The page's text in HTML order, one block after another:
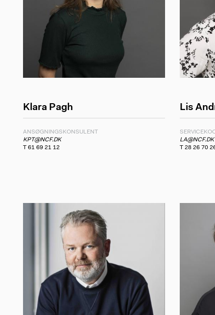
Klara Pagh
ANSØGNINGSKONSULENT
KPT@NCF.DK
T 61 69 21 12
Lis
LA@NCF.DK
T 28 26 70